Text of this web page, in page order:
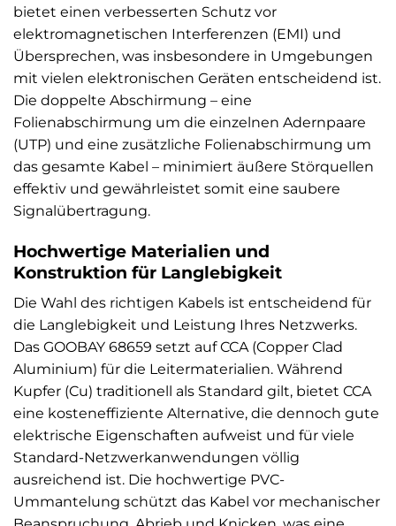
bietet einen verbesserten Schutz vor
elektromagnetischen Interferenzen (EMI) und
Übersprechen, was insbesondere in Umgebungen
mit vielen elektronischen Geräten entscheidend ist.
Die doppelte Abschirmung – eine
Folienabschirmung um die einzelnen Adernpaare
(UTP) und eine zusätzliche Folienabschirmung um
das gesamte Kabel – minimiert äußere Störquellen
effektiv und gewährleistet somit eine saubere
Signalübertragung.
Hochwertige Materialien und
Konstruktion für Langlebigkeit
Die Wahl des richtigen Kabels ist entscheidend für
die Langlebigkeit und Leistung Ihres Netzwerks.
Das GOOBAY 68659 setzt auf CCA (Copper Clad
Aluminium) für die Leitermaterialien. Während
Kupfer (Cu) traditionell als Standard gilt, bietet CCA
eine kosteneffiziente Alternative, die dennoch gute
elektrische Eigenschaften aufweist und für viele
Standard-Netzwerkanwendungen völlig
ausreichend ist. Die hochwertige PVC-
Ummantelung schützt das Kabel vor mechanischer